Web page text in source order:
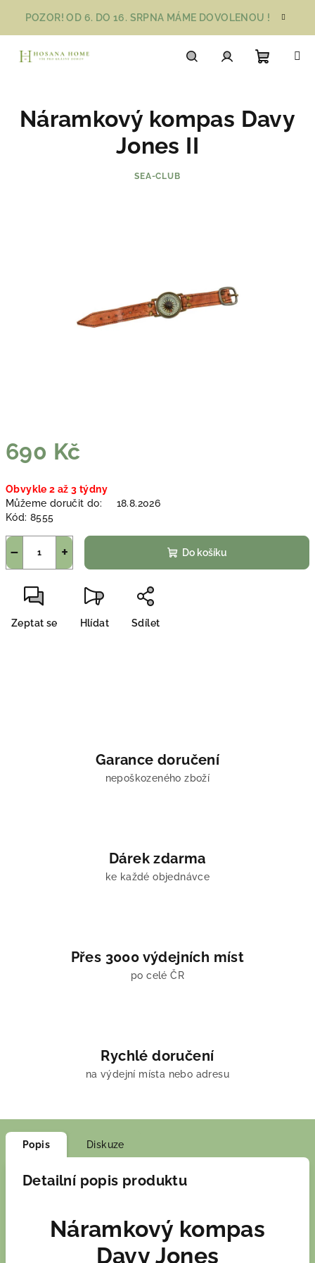
obsah
POZOR! OD 6. DO 16. SRPNA MÁME DOVOLENOU !
košík
690 Kč
cena:
Obvykle 2 až 3 týdny
Můžeme doručit do:
18.8.2026
Kód: 8555
+
− Do košíku
Zeptat se Hlídat Sdílet
Náramkový kompas Davy
Jones II
SEA-CLUB
Garance doručení
nepoškozeného zboží
Dárek zdarma
ke každé objednávce
Přes 3000 výdejních míst
po celé ČR
Rychlé doručení
na výdejní místa nebo adresu
Popis Diskuze
Detailní popis produktu
Náramkový kompas
Davy Jones